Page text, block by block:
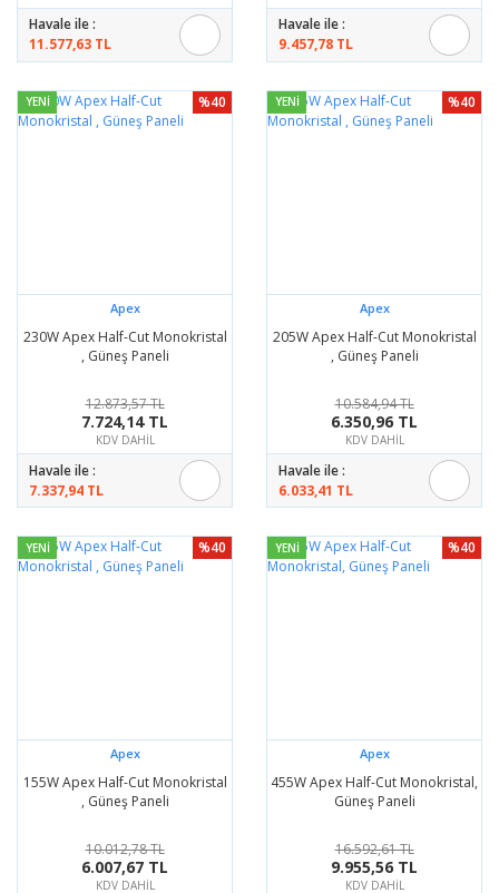
Havale ile :
11.577,63 TL
Havale ile :
9.457,78 TL
%40
YENİ
Apex
230W Apex Half-Cut Monokristal
, Güneş Paneli
12.873,57 TL
7.724,14 TL
KDV DAHİL
Havale ile :
7.337,94 TL
%40
YENİ
Apex
205W Apex Half-Cut Monokristal
, Güneş Paneli
10.584,94 TL
6.350,96 TL
KDV DAHİL
Havale ile :
6.033,41 TL
%40
YENİ
Apex
155W Apex Half-Cut Monokristal
, Güneş Paneli
10.012,78 TL
6.007,67 TL
KDV DAHİL
%40
YENİ
Apex
455W Apex Half-Cut Monokristal,
Güneş Paneli
16.592,61 TL
9.955,56 TL
KDV DAHİL